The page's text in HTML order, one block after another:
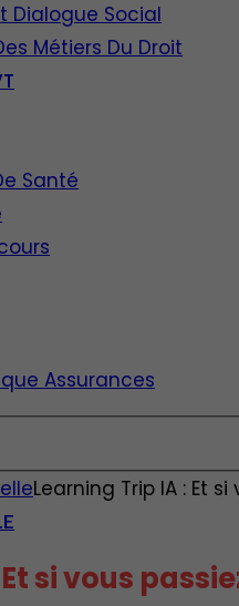
Dialogue Social
Métiers Du Droit
Santé
Assurances
Learning Trip IA : Et
si vous